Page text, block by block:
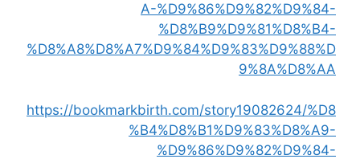
A-%D9%86%D9%82%D9%84-
%D8%B9%D9%81%D8%B4-
%D8%A8%D8%A7%D9%84%D9%83%D9%88%D
9%8A%D8%AA
https://bookmarkbirth.com/story19082624/%D8
%B4%D8%B1%D9%83%D8%A9-
%D9%86%D9%82%D9%84-